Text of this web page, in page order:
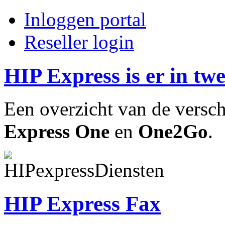
Inloggen portal
Reseller login
HIP Express is er in
Een overzicht van de
Express One en One2Go.
HIP Express Fax